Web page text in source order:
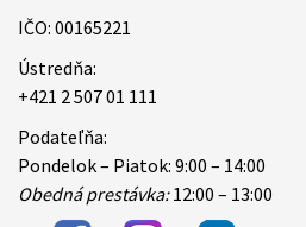
IČO: 00165221
Ústredňa:
+421 2 507 01 111
Podateľňa:
Pondelok – Piatok: 9:00 – 14:00
Obedná prestávka:12:00 – 13:00